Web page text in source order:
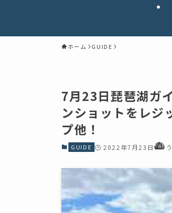
ホーム GUIDE
7月23日琵琶湖ガ
ンショットをレジ
プ他！
GUIDE 2022年7月23日